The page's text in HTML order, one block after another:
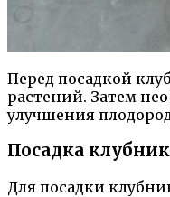
Перед посадкой
растений. Затем
улучшения
Посадка
Для посадки